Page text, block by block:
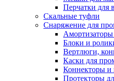
Перчатки для
Скальные туфли
Снаряжение для
Амортизаторы
Блоки и
Вертлюги,
Каски для
Коннекторы и
Протекторы